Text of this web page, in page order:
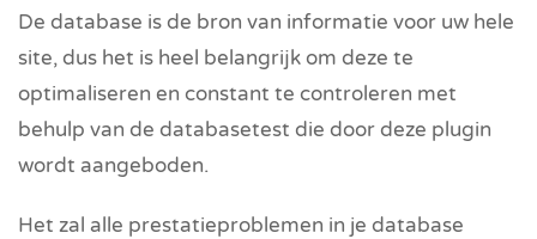
De database is de bron van informatie voor uw hele
site, dus het is heel belangrijk om deze te
optimaliseren en constant te controleren met
behulp van de databasetest die door deze plugin
wordt aangeboden.
Het zal alle prestatieproblemen in je database